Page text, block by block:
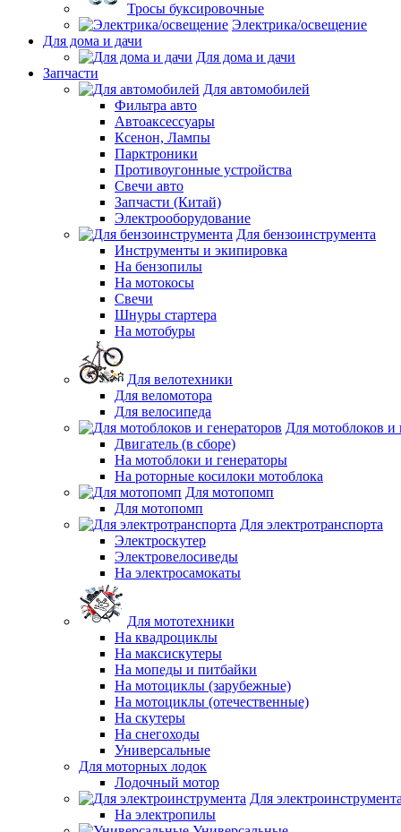
Тросы буксировочные
Электрика/освещение
Для дома и дачи
Для дома и дачи
Запчасти
Для автомобилей
Фильтра авто
Автоаксессуары
Ксенон, Лампы
Парктроники
Противоугонные устройства
Свечи авто
Запчасти (Китай)
Электрооборудование
Для бензоинструмента
Инструменты и экипировка
На бензопилы
На мотокосы
Свечи
Шнуры стартера
На мотобуры
Для велотехники
Для веломотора
Для велосипеда
Для мотоблоков и
Двигатель (в сборе)
На мотоблоки и генераторы
На роторные косилоки мотоблока
Для мотопомп
Для мотопомп
Для электротранспорта
Электроскутер
Электровелосиведы
На электросамокаты
Для мототехники
На квадроциклы
На максискутеры
На мопеды и питбайки
На мотоциклы (зарубежные)
На мотоциклы (отечественные)
На скутеры
На снегоходы
Универсальные
Для моторных лодок
Лодочный мотор
Для
На электропилы